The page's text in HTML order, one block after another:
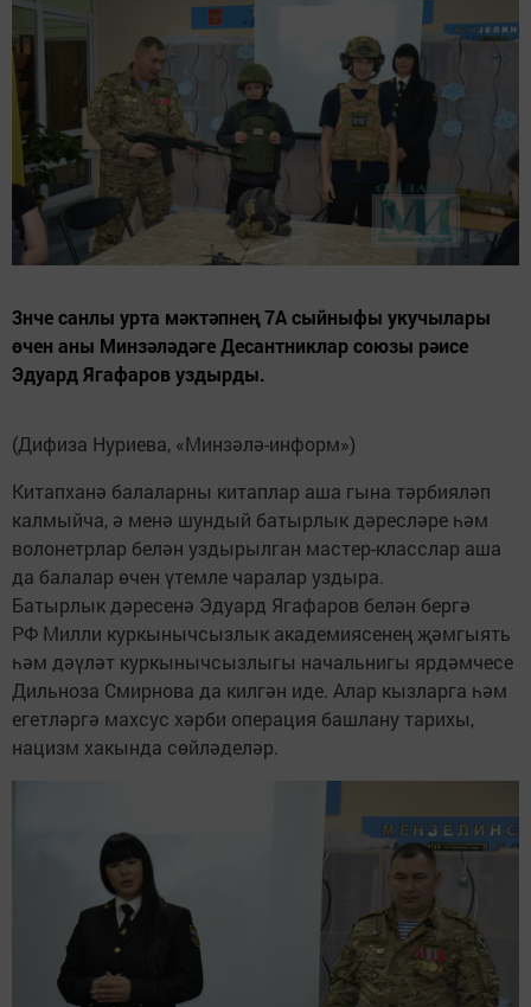
3нче санлы урта мәктәпнең 7А сыйныфы укучылары
өчен аны Минзәләдәге Десантниклар союзы рәисе
Эдуард Ягафаров уздырды.
(Дифиза Нуриева, «Минзәлә-информ»)
Китапханә балаларны китаплар аша гына тәрбияләп
калмыйча, ә менә шундый батырлык дәресләре һәм
волонетрлар белән уздырылган мастер-класслар аша
да балалар өчен үтемле чаралар уздыра.
Батырлык дәресенә Эдуард Ягафаров белән бергә
РФ Милли куркынычсызлык академиясенең җәмгыять
һәм дәүләт куркынычсызлыгы начальнигы ярдәмчесе
Дильноза Смирнова да килгән иде. Алар кызларга һәм
егетләргә махсус хәрби операция башлану тарихы,
нацизм хакында сөйләделәр.